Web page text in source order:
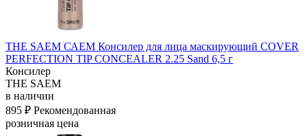
THE SAEM САЕМ Консилер для лица маскирующий COVER
PERFECTION TIP CONCEALER 2.25 Sand 6,5 г
Консилер
THE SAEM
в наличии
895 ₽ Рекомендованная
розничная цена